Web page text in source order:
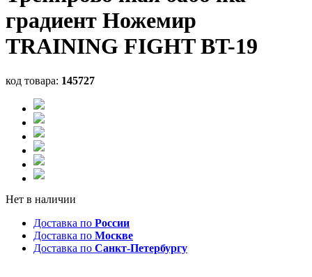
градиент Ножемир
TRAINING FIGHT BT-19
код товара: 145727
Нет в наличии
Доставка по России
Доставка по Москве
Доставка по Санкт-Петербургу